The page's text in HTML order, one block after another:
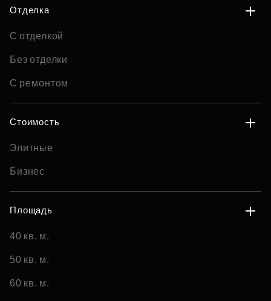
Отделка
С отделкой
Без отделки
С ремонтом
Стоимость
Элитные
Бизнес
Площадь
40 кв. м.
50 кв. м.
60 кв. м.